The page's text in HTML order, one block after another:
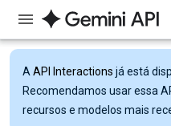
A API Interactions já está
Recomendamos usar essa
recursos e modelos mais